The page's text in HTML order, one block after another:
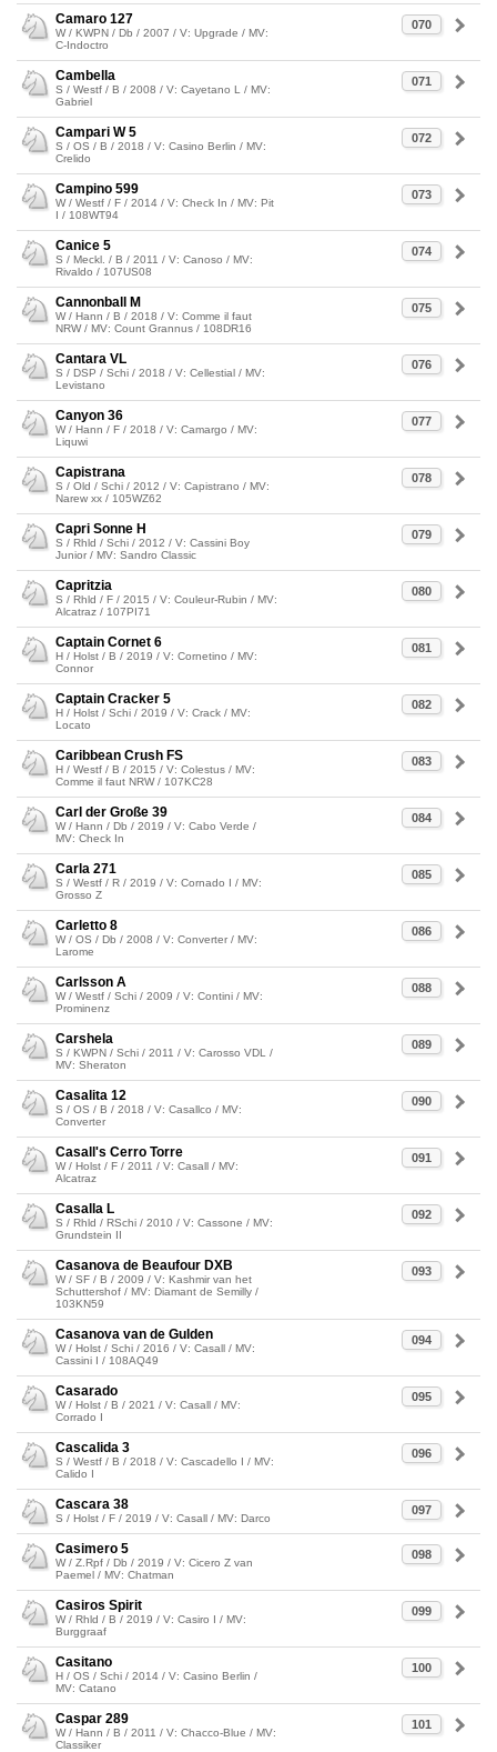
070
Camaro 127
W / KWPN / Db / 2007 / V: Upgrade / MV:
C-Indoctro
071
Cambella
S / Westf / B / 2008 / V: Cayetano L / MV:
Gabriel
072
Campari W 5
S / OS / B / 2018 / V: Casino Berlin / MV:
Crelido
073
Campino 599
W / Westf / F / 2014 / V: Check In / MV: Pit
I / 108WT94
074
Canice 5
S / Meckl. / B / 2011 / V: Canoso / MV:
Rivaldo / 107US08
075
Cannonball M
W / Hann / B / 2018 / V: Comme il faut
NRW / MV: Count Grannus / 108DR16
076
Cantara VL
S / DSP / Schi / 2018 / V: Cellestial / MV:
Levistano
077
Canyon 36
W / Hann / F / 2018 / V: Camargo / MV:
Liquwi
078
Capistrana
S / Old / Schi / 2012 / V: Capistrano / MV:
Narew xx / 105WZ62
079
Capri Sonne H
S / Rhld / Schi / 2012 / V: Cassini Boy
Junior / MV: Sandro Classic
080
Capritzia
S / Rhld / F / 2015 / V: Couleur-Rubin / MV:
Alcatraz / 107PI71
081
Captain Cornet 6
H / Holst / B / 2019 / V: Cornetino / MV:
Connor
082
Captain Cracker 5
H / Holst / Schi / 2019 / V: Crack / MV:
Locato
083
Caribbean Crush FS
H / Westf / B / 2015 / V: Colestus / MV:
Comme il faut NRW / 107KC28
084
Carl der Große 39
W / Hann / Db / 2019 / V: Cabo Verde /
MV: Check In
085
Carla 271
S / Westf / R / 2019 / V: Cornado I / MV:
Grosso Z
086
Carletto 8
W / OS / Db / 2008 / V: Converter / MV:
Larome
088
Carlsson A
W / Westf / Schi / 2009 / V: Contini / MV:
Prominenz
089
Carshela
S / KWPN / Schi / 2011 / V: Carosso VDL /
MV: Sheraton
090
Casalita 12
S / OS / B / 2018 / V: Casallco / MV:
Converter
091
Casall's Cerro Torre
W / Holst / F / 2011 / V: Casall / MV:
Alcatraz
092
Casalla L
S / Rhld / RSchi / 2010 / V: Cassone / MV:
Grundstein II
093
Casanova de Beaufour DXB
W / SF / B / 2009 / V: Kashmir van het
Schuttershof / MV: Diamant de Semilly /
103KN59
094
Casanova van de Gulden
W / Holst / Schi / 2016 / V: Casall / MV:
Cassini I / 108AQ49
095
Casarado
W / Holst / B / 2021 / V: Casall / MV:
Corrado I
096
Cascalida 3
S / Westf / B / 2018 / V: Cascadello I / MV:
Calido I
097
Cascara 38
S / Holst / F / 2019 / V: Casall / MV: Darco
098
Casimero 5
W / Z.Rpf / Db / 2019 / V: Cicero Z van
Paemel / MV: Chatman
099
Casiros Spirit
W / Rhld / B / 2019 / V: Casiro I / MV:
Burggraaf
100
Casitano
H / OS / Schi / 2014 / V: Casino Berlin /
MV: Catano
101
Caspar 289
W / Hann / B / 2011 / V: Chacco-Blue / MV:
Classiker